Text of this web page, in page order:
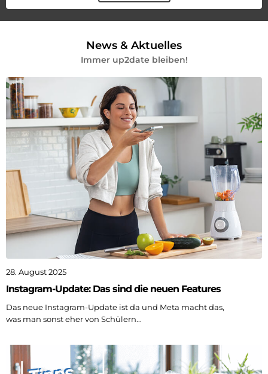
News & Aktuelles
Immer up2date bleiben!
28. August 2025
Instagram-Update: Das sind die neuen Features
Das neue Instagram-Update ist da und Meta macht das,
was man sonst eher von Schülern...